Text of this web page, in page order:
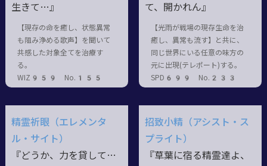
生きて…』
【現存の命を癒し、状態異常
も阻み浄める歌声】を聞いて
共感した対象全てを治療す
る。
WIZ959 No.155
て、開かれん』
【光雨が戦場の現存生命を治
癒し、異常も流す】と共に、
同じ世界にいる任意の味方の
元に出現(テレポート)する。
SPD699 No.233
精霊祈眼（エレメンタ
ル・サイト）
『どうか、力を貸して…
招致小精（アシスト・ス
プライト）
『草葉に宿る精霊達よ、